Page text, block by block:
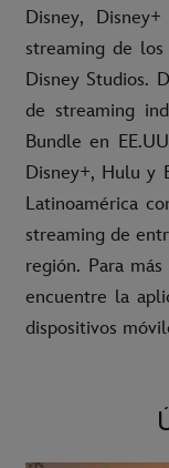
Disney,
streaming de
Disney Studios.
de streaming
Bundle en
Disney+, Hulu y
Latinoamérica
streaming de
región. Para
encuentre la
dispositivos